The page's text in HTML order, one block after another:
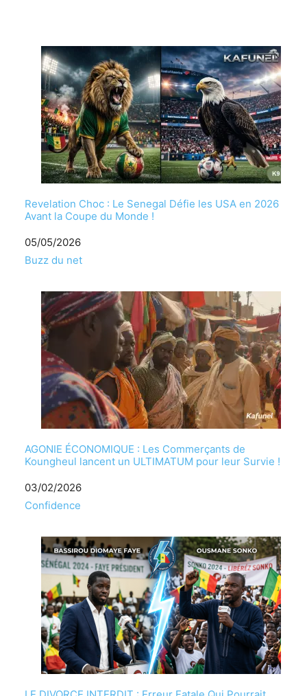
Revelation Choc : Le Senegal Défie les USA en 2026
Avant la Coupe du Monde !
Date
05/05/2026
Par rapport à
Buzz du net
AGONIE ÉCONOMIQUE : Les Commerçants de
Koungheul lancent un ULTIMATUM pour leur Survie !
Date
03/02/2026
Par rapport à
Confidence